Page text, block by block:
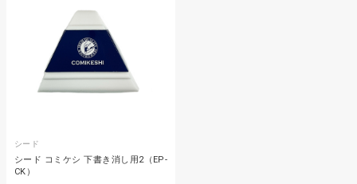
シード
シード コミケシ 下書き消し用2（EP-
CK）